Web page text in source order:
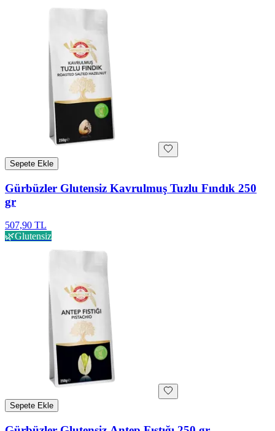
Sepete Ekle
Gürbüzler Glutensiz Kavrulmuş Tuzlu Fındık 250
gr
507,90 TL
🌿Glutensiz
Sepete Ekle